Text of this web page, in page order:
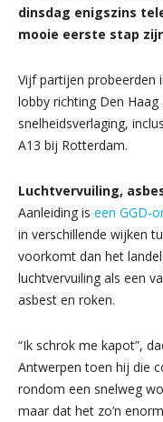
dinsdag enigszins
mooie eerste stap
Vijf partijen probeerden
lobby richting Den
snelheidsverlaging,
A13 bij Rotterdam.
Luchtvervuiling,
Aanleiding is een GGD-
in verschillende wijken
voorkomt dan het
luchtvervuiling als een
asbest en roken.
“Ik schrok me kapot”,
Antwerpen toen hij die
rondom een snelweg
maar dat het zo’n